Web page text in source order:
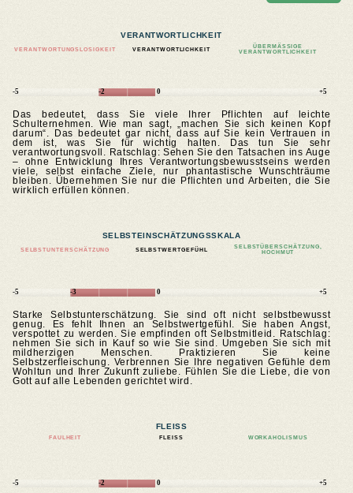
VERANTWORTLICHKEIT
VERANTWORTUNGSLOSIGKEIT VERANTWORTLICHKEIT
ÜBERMÄSSIGE V
ERANTWORTLICHKEIT
-5 -2 0 +5
Das bedeutet, dass Sie viele Ihrer Pflichten auf leichte
Schulternehmen. Wie man sagt, „machen Sie sich keinen Kopf
darum“. Das bedeutet gar nicht, dass auf Sie kein Vertrauen in
dem ist, was Sie für wichtig halten. Das tun Sie sehr
verantwortungsvoll. Ratschlag: Sehen Sie den Tatsachen ins Auge
– ohne Entwicklung Ihres Verantwortungsbewusstseins werden
viele, selbst einfache Ziele, nur phantastische Wunschträume
bleiben. Übernehmen Sie nur die Pflichten und Arbeiten, die Sie
wirklich erfüllen können.
SELBSTEINSCHÄTZUNGSSKALA
SELBSTUNTERSCHÄTZUNG SELBSTWERTGEFÜHL
SELBSTÜBERSCHÄTZUNG,
HOCHMUT
-5 -3 0 +5
Starke Selbstunterschätzung. Sie sind oft nicht selbstbewusst
genug. Es fehlt Ihnen an Selbstwertgefühl. Sie haben Angst,
verspottet zu werden. Sie empfinden oft Selbstmitleid. Ratschlag:
nehmen Sie sich in Kauf so wie Sie sind. Umgeben Sie sich mit
mildherzigen Menschen. Praktizieren Sie keine
Selbstzerfleischung. Verbrennen Sie Ihre negativen Gefühle dem
Wohltun und Ihrer Zukunft zuliebe. Fühlen Sie die Liebe, die von
Gott auf alle Lebenden gerichtet wird.
FLEISS
FAULHEIT FLEISS WORKAHOLISMUS
-5 -2 0 +5